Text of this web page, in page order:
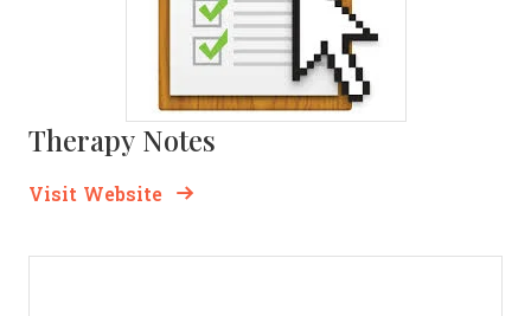
Therapy Notes
Visit WebsiteOpens New Window